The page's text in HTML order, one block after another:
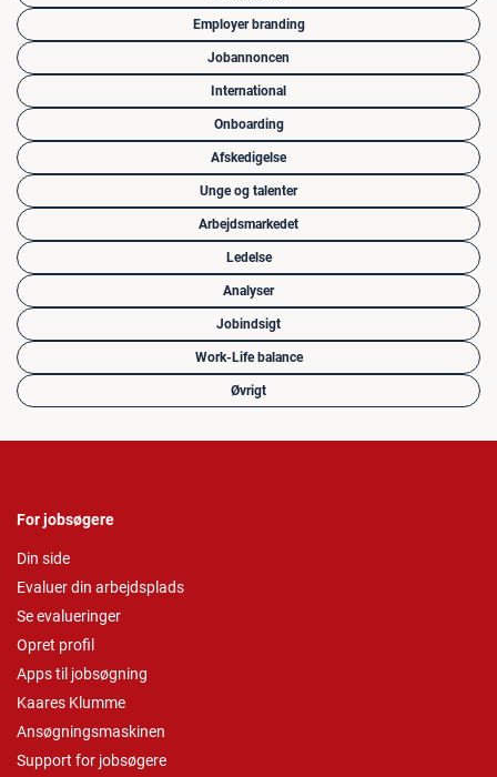
Employer branding
Jobannoncen
International
Onboarding
Afskedigelse
Unge og talenter
Arbejdsmarkedet
Ledelse
Analyser
Jobindsigt
Work-Life balance
Øvrigt
For jobsøgere
Din side
Evaluer din arbejdsplads
Se evalueringer
Opret profil
Apps til jobsøgning
Kaares Klumme
Ansøgningsmaskinen
Support for jobsøgere